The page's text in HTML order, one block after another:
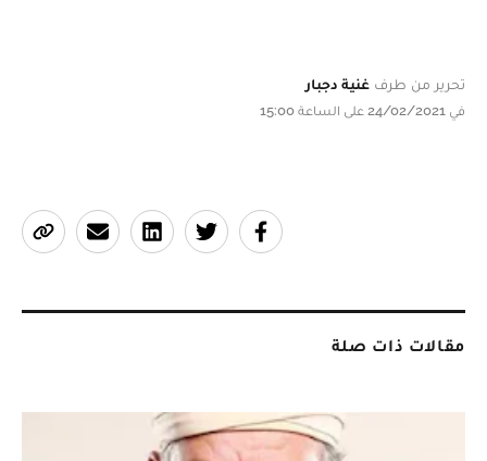
تحرير من طرف غنية دجبار
في 24/02/2021 على الساعة 15:00
مقالات ذات صلة